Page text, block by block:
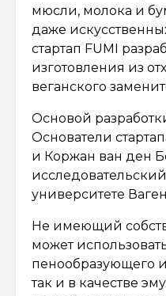
мюсли, молока и
даже
стартап FUMI
изготовления из
веганского
Основой
Основатели
и Коржан ван ден
университете
Не имеющий
может
пенообразующего
так и в качестве